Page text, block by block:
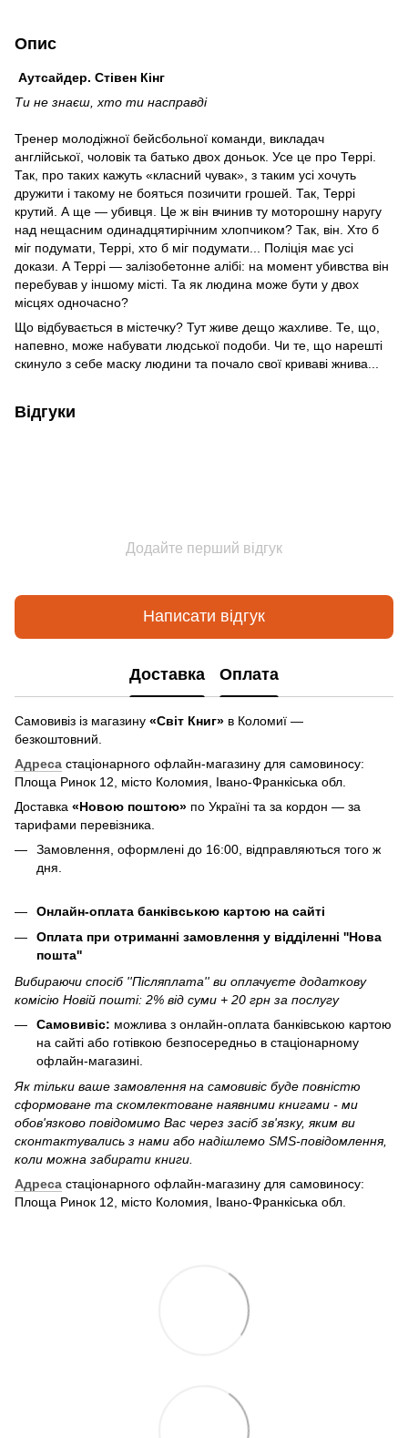
Опис
Аутсайдер. Стівен Кінг
Ти не знаєш, хто ти насправді
Тренер молодіжної бейсбольної команди, викладач
англійської, чоловік та батько двох доньок. Усе це про Террі.
Так, про таких кажуть «класний чувак», з таким усі хочуть
дружити і такому не бояться позичити грошей. Так, Террі
крутий. А ще — убивця. Це ж він вчинив ту моторошну наругу
над нещасним одинадцятирічним хлопчиком? Так, він. Хто б
міг подумати, Террі, хто б міг подумати... Поліція має усі
докази. А Террі — залізобетонне алібі: на момент убивства він
перебував у іншому місті. Та як людина може бути у двох
місцях одночасно?
Що відбувається в містечку? Тут живе дещо жахливе. Те, що,
напевно, може набувати людської подоби. Чи те, що нарешті
скинуло з себе маску людини та почало свої криваві жнива...
Відгуки
Додайте перший відгук
Написати відгук
Доставка Оплата
Самовивіз із магазину «Світ Книг» в Коломиї —
безкоштовний.
Адреса стаціонарного офлайн-магазину для самовиносу:
Площа Ринок 12, місто Коломия, Івано-Франкіська обл.
Доставка «Новою поштою» по Україні та за кордон — за
тарифами перевізника.
Замовлення, оформлені до 16:00, відправляються того ж
дня.
Онлайн-оплата банківською картою на сайті
Оплата при отриманні замовлення у відділенні ''Нова
пошта''
Вибираючи спосіб ''Післяплата'' ви оплачуєте додаткову
комісію Новій пошті: 2% від суми + 20 грн за послугу
Самовивіс: можлива з онлайн-оплата банківською картою
на сайті або готівкою безпосередньо в стаціонарному
офлайн-магазині.
Як тільки ваше замовлення на самовивіс буде повністю
сформоване та скомлектоване наявними книгами - ми
обов'язково повідомимо Вас через засіб зв'язку, яким ви
сконтактувались з нами або надішлемо SMS-повідомлення,
коли можна забирати книги.
Адреса стаціонарного офлайн-магазину для самовиносу:
Площа Ринок 12, місто Коломия, Івано-Франкіська обл.